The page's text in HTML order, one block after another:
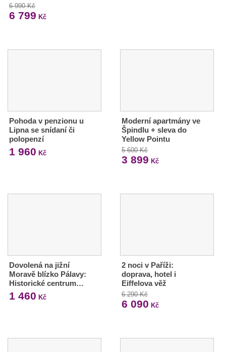
6 990 Kč
6 799 Kč
Pohoda v penzionu u
Lipna se snídaní či
polopenzí
1 960 Kč
Moderní apartmány ve
Špindlu + sleva do
Yellow Pointu
5 600 Kč
3 899 Kč
Dovolená na jižní
Moravě blízko Pálavy:
Historické centrum…
1 460 Kč
2 noci v Paříži:
doprava, hotel i
Eiffelova věž
6 290 Kč
6 090 Kč